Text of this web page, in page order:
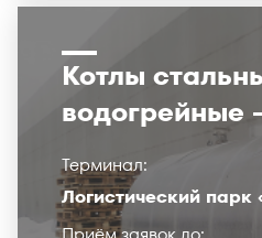
Котлы
водогрейные
Терминал:
Логистический парк